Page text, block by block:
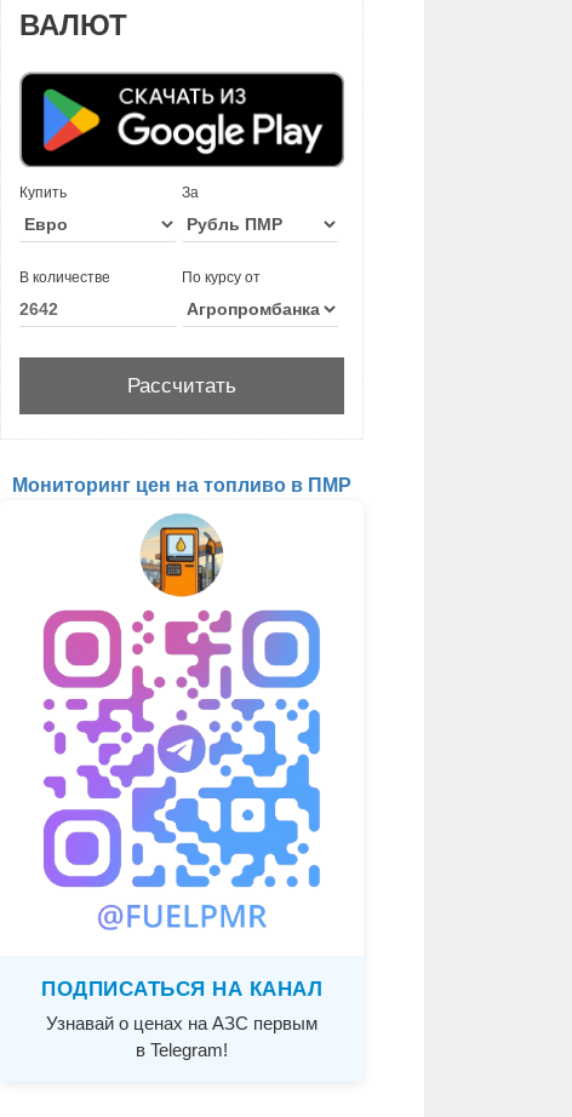
ВАЛЮТ
Купить За
В количестве По курсу от
Мониторинг цен на топливо в ПМР
ПОДПИСАТЬСЯ НА КАНАЛ
Узнавай о ценах на АЗС первым
в Telegram!